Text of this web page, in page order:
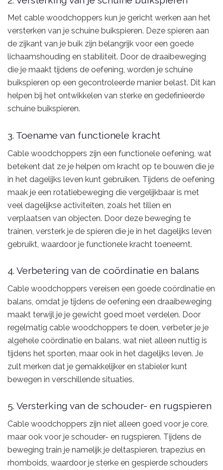
Met cable woodchoppers kun je gericht werken aan het
versterken van je schuine buikspieren. Deze spieren aan
de zijkant van je buik zijn belangrijk voor een goede
lichaamshouding en stabiliteit. Door de draaibeweging
die je maakt tijdens de oefening, worden je schuine
buikspieren op een gecontroleerde manier belast. Dit kan
helpen bij het ontwikkelen van sterke en gedefinieerde
schuine buikspieren.
3. Toename van functionele kracht
Cable woodchoppers zijn een functionele oefening, wat
betekent dat ze je helpen om kracht op te bouwen die je
in het dagelijks leven kunt gebruiken. Tijdens de oefening
maak je een rotatiebeweging die vergelijkbaar is met
veel dagelijkse activiteiten, zoals het tillen en
verplaatsen van objecten. Door deze beweging te
trainen, versterk je de spieren die je in het dagelijks leven
gebruikt, waardoor je functionele kracht toeneemt.
4. Verbetering van de coördinatie en balans
Cable woodchoppers vereisen een goede coördinatie en
balans, omdat je tijdens de oefening een draaibeweging
maakt terwijl je je gewicht goed moet verdelen. Door
regelmatig cable woodchoppers te doen, verbeter je je
algehele coördinatie en balans, wat niet alleen nuttig is
tijdens het sporten, maar ook in het dagelijks leven. Je
zult merken dat je gemakkelijker en stabieler kunt
bewegen in verschillende situaties.
5. Versterking van de schouder- en rugspieren
Cable woodchoppers zijn niet alleen goed voor je core,
maar ook voor je schouder- en rugspieren. Tijdens de
beweging train je namelijk je deltaspieren, trapezius en
rhomboids, waardoor je sterke en gespierde schouders